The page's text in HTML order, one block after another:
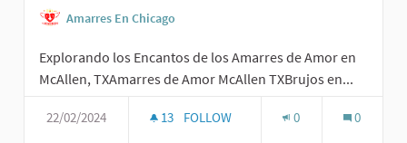
Amarres En Chicago
Explorando los Encantos de los Amarres de Amor en
McAllen, TXAmarres de Amor McAllen TXBrujos en...
22/02/2024 13 FOLLOW 0 0